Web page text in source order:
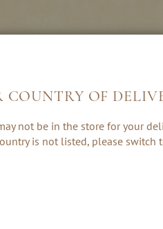
CREAMS
COUNTRY OF
not be in the store for your
is not listed, please switch